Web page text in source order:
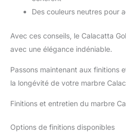
Des couleurs neutres pour
Avec ces conseils, le Calacatta
avec une élégance indéniable.
Passons maintenant aux finitions
la longévité de votre marbre
Finitions et entretien du marbre
Options de finitions disponibles